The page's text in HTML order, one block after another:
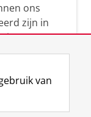
ons
zijn in
gedrag.
van